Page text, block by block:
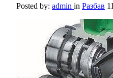
Posted by: admin in Разбав